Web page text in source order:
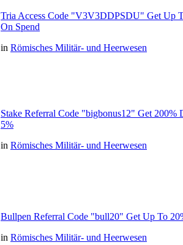
Tria Access Code "V3V3DDPSDU" Get Up
On Spend
in Römisches Militär- und Heerwesen
Stake Referral Code "bigbonus12" Get 200%
5%
in Römisches Militär- und Heerwesen
Bullpen Referral Code "bull20" Get Up To
in Römisches Militär- und Heerwesen